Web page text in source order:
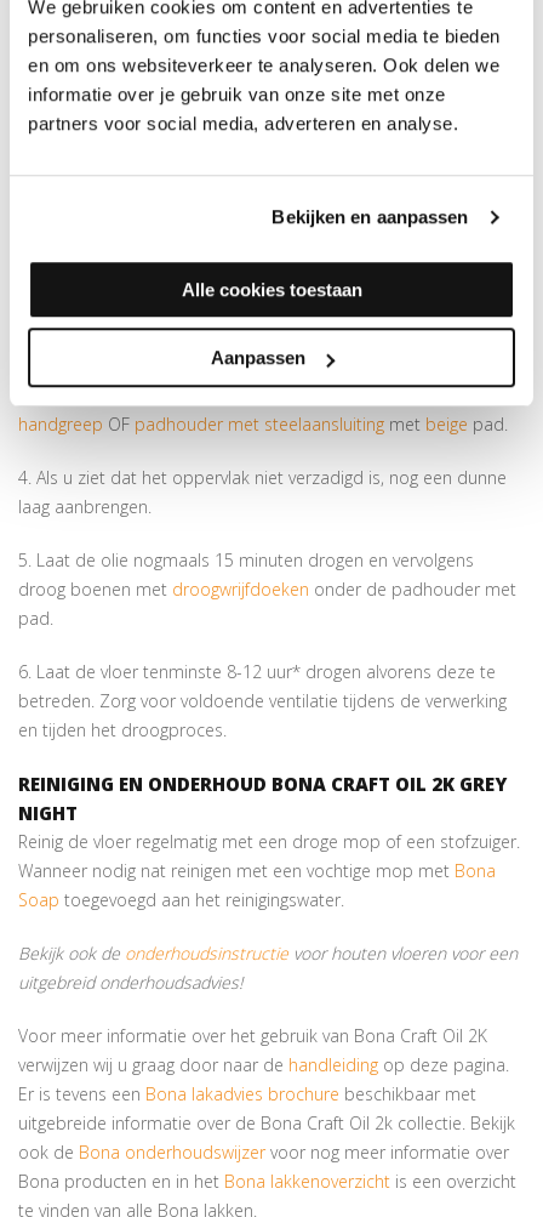
We gebruiken cookies om content en advertenties te
personaliseren, om functies voor social media te bieden
en om ons websiteverkeer te analyseren. Ook delen we
informatie over je gebruik van onze site met onze
partners voor social media, adverteren en analyse.
Bekijken en aanpassen
Alle cookies toestaan
Aanpassen
4. Als u ziet dat het oppervlak niet verzadigd is, nog een dunne
laag aanbrengen.
5. Laat de olie nogmaals 15 minuten drogen en vervolgens
betreden. Zorg voor voldoende ventilatie tijdens de verwerking
en tijden het droogproces.
Handmatig Inboenen
3. Laat het hout de olie ongeveer 15/30 minuten absorberen
alvorens de vloer te boenen met eenpadhouder met
handgreep OF padhouder met steelaansluiting met beige pad.
4. Als u ziet dat het oppervlak niet verzadigd is, nog een dunne
laag aanbrengen.
5. Laat de olie nogmaals 15 minuten drogen en vervolgens
droog boenen met droogwrijfdoeken onder de padhouder met
pad.
6. Laat de vloer tenminste 8-12 uur* drogen alvorens deze te
betreden. Zorg voor voldoende ventilatie tijdens de verwerking
en tijden het droogproces.
REINIGING EN ONDERHOUD BONA CRAFT OIL 2K GREY
NIGHT
Reinig de vloer regelmatig met een droge mop of een stofzuiger.
Wanneer nodig nat reinigen met een vochtige mop met Bona
Soap toegevoegd aan het reinigingswater.
Bekijk ook de onderhoudsinstructie voor houten vloeren voor een
uitgebreid onderhoudsadvies!
Voor meer informatie over het gebruik van Bona Craft Oil 2K
verwijzen wij u graag door naar de handleiding op deze pagina.
Er is tevens een Bona lakadvies brochure beschikbaar met
uitgebreide informatie over de Bona Craft Oil 2k collectie. Bekijk
ook de Bona onderhoudswijzer voor nog meer informatie over
Bona producten en in het Bona lakkenoverzicht is een overzicht
te vinden van alle Bona lakken.